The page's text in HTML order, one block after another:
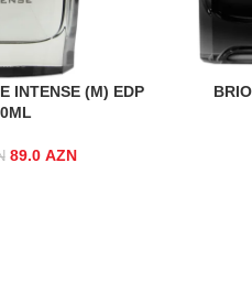
INTENSE (M) EDP
Original price was:
89.0 AZN